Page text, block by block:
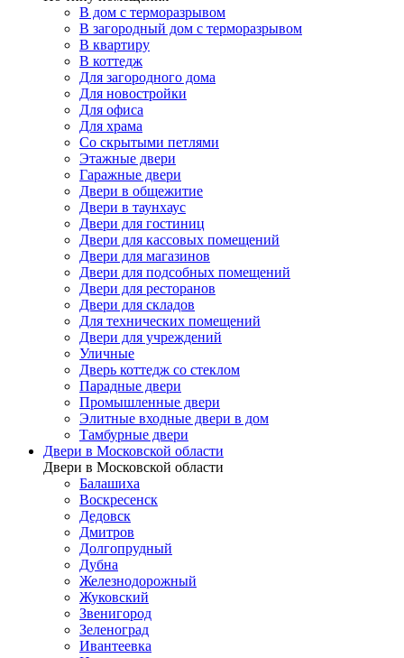
В дом с терморазрывом
В загородный дом с терморазрывом
В квартиру
В коттедж
Для загородного дома
Для новостройки
Для офиса
Для храма
Со скрытыми петлями
Этажные двери
Гаражные двери
Двери в общежитие
Двери в таунхаус
Двери для гостиниц
Двери для кассовых помещений
Двери для магазинов
Двери для подсобных помещений
Двери для ресторанов
Двери для складов
Для технических помещений
Двери для учреждений
Уличные
Дверь коттедж со стеклом
Парадные двери
Промышленные двери
Элитные входные двери в дом
Тамбурные двери
Двери в Московской области
Двери в Московской области
Балашиха
Воскресенск
Дедовск
Дмитров
Долгопрудный
Дубна
Железнодорожный
Жуковский
Звенигород
Зеленоград
Ивантеевка